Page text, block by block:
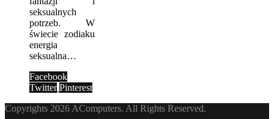
seksualnych
potrzeb. W
świecie zodiaku
energia
seksualna…
Facebook
Twitter Pinterest
Copyrights 2026 AComputers. All Rights Reserved.